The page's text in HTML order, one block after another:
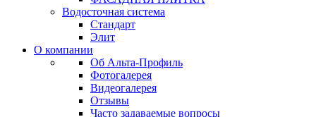
Водосточная система
Стандарт
Элит
О компании
Об Альта-Профиль
Фотогалерея
Видеогалерея
Отзывы
Часто задаваемые вопросы